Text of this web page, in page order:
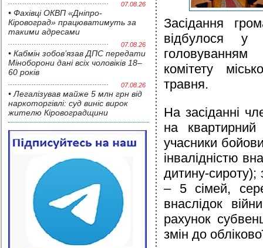
07.08.26
• Фахівці ОКВП «Дніпро-
Кіровоград» працюватимуть за
такими адресами
07.08.26
• Кабмін зобов’язав ДПС передати
Міноборони дані всіх чоловіків 18–
60 років
07.08.26
• Легалізував майже 5 млн грн від
наркоторгівлі: суд виніс вирок
жителю Кіровоградщини
Засідання
відбулося у
комітету
травня.
На засіданні
на
учасники
інвалідністю
дитину-сироту);
– 5 сімей,
внаслідок
рахунок
змін до